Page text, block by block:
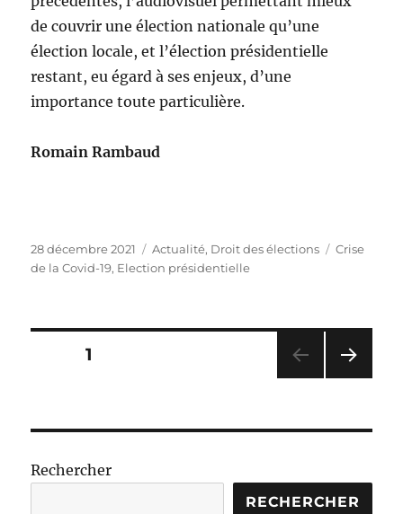
de couvrir une élection nationale qu’une
élection locale, et l’élection présidentielle
restant, eu égard à ses enjeux, d’une
importance toute particulière.
Romain Rambaud
Publié
le
28 décembre 2021 Catégories
Actualité, Droit des élections Étiquettes
Crise
de la Covid-19, Election présidentielle
Pagination
publications
PAGE1
ANT
Rechercher
RECHERCHER